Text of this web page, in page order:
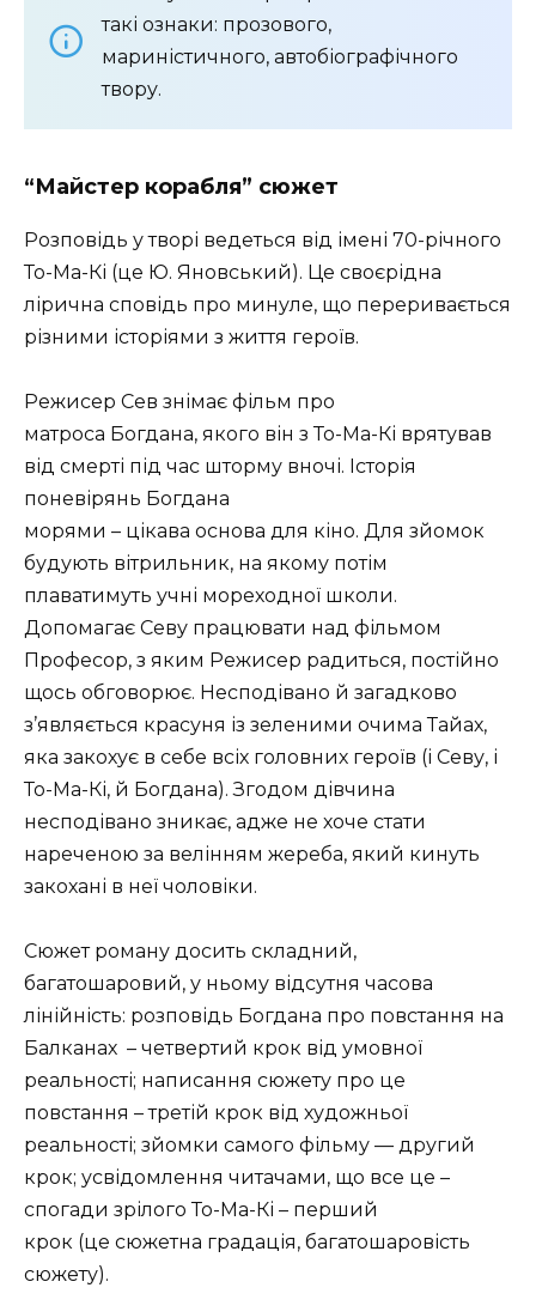
такі ознаки: прозового,
мариністичного, автобіографічного
твору.
“Майстер корабля” сюжет
Розповідь у творі ведеться від імені 70-річного
То-Ма-Кі (це Ю. Яновський). Це своєрідна
лірична сповідь про минуле, що переривається
різними історіями з життя героїв.
Режисер Сев знімає фільм про
матроса Богдана, якого він з То-Ма-Кі врятував
від смерті під час шторму вночі. Історія
поневірянь Богдана
морями – цікава основа для кіно. Для зйомок
будують вітрильник, на якому потім
плаватимуть учні мореходної школи.
Допомагає Севу працювати над фільмом
Професор, з яким Режисер радиться, постійно
щось обговорює. Несподівано й загадково
з’являється красуня із зеленими очима Тайах,
яка закохує в себе всіх головних героїв (і Севу, і
То-Ма-Кі, й Богдана). Згодом дівчина
несподівано зникає, адже не хоче стати
нареченою за велінням жереба, який кинуть
закохані в неї чоловіки.
Сюжет роману досить складний,
багатошаровий, у ньому відсутня часова
лінійність: розповідь Богдана про повстання на
Балканах – четвертий крок від умовної
реальності; написання сюжету про це
повстання – третій крок від художньої
реальності; зйомки самого фільму — другий
крок; усвідомлення читачами, що все це –
спогади зрілого То-Ма-Кі – перший
крок (це сюжетна градація, багатошаровість
сюжету).